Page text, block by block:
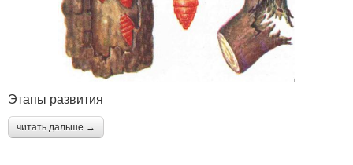
Этапы развития
читать дальше →